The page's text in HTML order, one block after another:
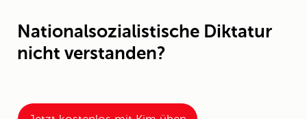
Nationalsozialistische Diktatur
nicht verstanden?